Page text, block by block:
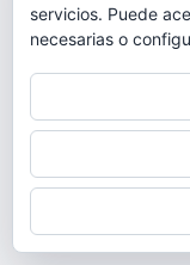
servicios. Puede
necesarias o
Para obtener más